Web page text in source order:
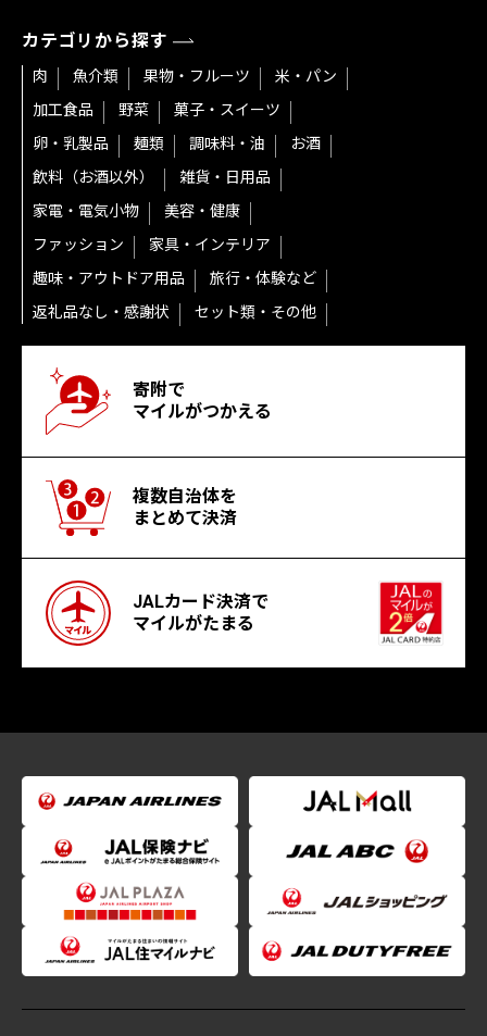
カテゴリから探す
肉 魚介類 果物・フルーツ
米・パン
加工食品
野菜
菓子・スイーツ
卵・乳製品
麺類 調味料・油
お酒
飲料（お酒以外）
雑貨・日用品
家電・電気小物
美容・健康
ファッション
家具・インテリア
趣味・アウトドア用品
旅行・体験など
返礼品なし・感謝状
セット類・その他
寄附で
マイルがつかえる
複数自治体を
まとめて決済
JALカード決済で
マイルがたまる